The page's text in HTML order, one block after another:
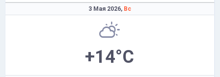
3 Мая 2026, Вс
+14°C